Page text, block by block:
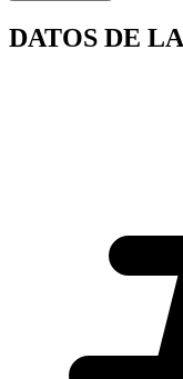
DATOS DE